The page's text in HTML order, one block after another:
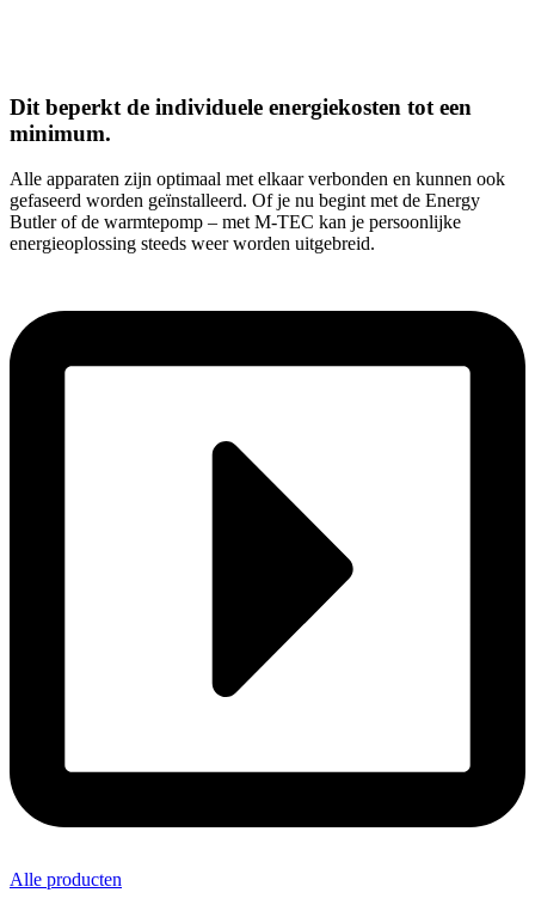
Dit beperkt de individuele energiekosten tot een
minimum.
Alle apparaten zijn optimaal met elkaar verbonden en kunnen ook
gefaseerd worden geïnstalleerd. Of je nu begint met de Energy
Butler of de warmtepomp – met M-TEC kan je persoonlijke
energieoplossing steeds weer worden uitgebreid.
Alle producten